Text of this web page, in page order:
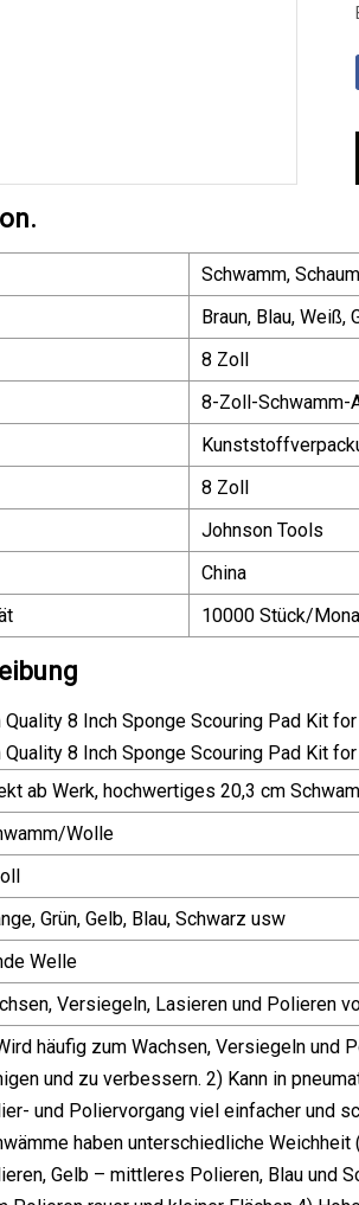
Schwamm,
Braun, Blau, Weiß,
8 Zoll
8-Zoll-Schwamm-
8 Zoll
Johnson Tools
China
10000 Stück/
ab Werk, hochwertiges 20,3 cm
Wolle
Grün, Gelb, Blau, Schwarz usw
Welle
Versiegeln, Lasieren und Polieren
häufig zum Wachsen, Versiegeln und
und zu verbessern. 2) Kann in
und Poliervorgang viel einfacher und
haben unterschiedliche Weichheit
Gelb – mittleres Polieren, Blau und